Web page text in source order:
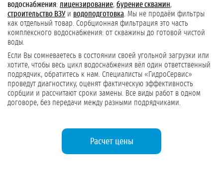
водоснабжения: лицензирование, бурение скважин,
строительство ВЗУи водоподготовка . Мы не продаём фильтры
как отдельный товар. Сорбционная фильтрация это часть
комплексного водоснабжения: от скважины до готовой чистой
воды.
Если Вы сомневаетесь в состоянии своей угольной загрузки или
хотите, чтобы весь цикл водоснабжения вёл один ответственный
подрядчик, обратитесь к нам. Специалисты «ГидроСервис»
проведут диагностику, оценят фактическую эффективность
сорбции и рассчитают сроки замены. Все виды работ в одном
договоре, без передачи между разными подрядчиками.
Расчет цены